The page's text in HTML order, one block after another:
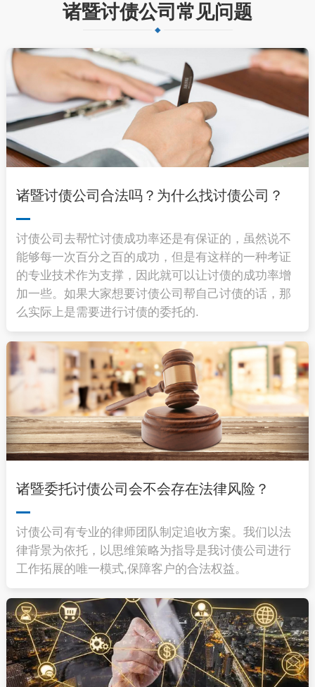
诸暨讨债公司常见问题
诸暨讨债公司合法吗？为什么找讨债公司？
讨债公司去帮忙讨债成功率还是有保证的，虽然说不
能够每一次百分之百的成功，但是有这样的一种考证
的专业技术作为支撑，因此就可以让讨债的成功率增
加一些。如果大家想要讨债公司帮自己讨债的话，那
么实际上是需要进行讨债的委托的.
诸暨委托讨债公司会不会存在法律风险？
讨债公司有专业的律师团队制定追收方案。我们以法
律背景为依托，以思维策略为指导是我讨债公司进行
工作拓展的唯一模式,保障客户的合法权益。